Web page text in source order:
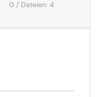
0 / Dateien: 4